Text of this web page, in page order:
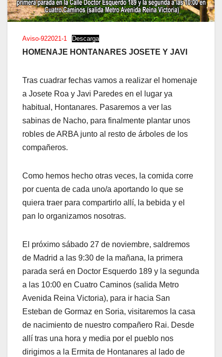
Aviso-922021-1 Descarga
HOMENAJE HONTANARES JOSETE Y JAVI
Tras cuadrar fechas vamos a realizar el homenaje
a Josete Roa y Javi Paredes en el lugar ya
habitual, Hontanares. Pasaremos a ver las
sabinas de Nacho, para finalmente plantar unos
robles de ARBA junto al resto de árboles de los
compañeros.
Como hemos hecho otras veces, la comida corre
por cuenta de cada uno/a aportando lo que se
quiera traer para compartirlo allí, la bebida y el
pan lo organizamos nosotras.
El próximo sábado 27 de noviembre, saldremos
de Madrid a las 9:30 de la mañana, la primera
parada será en Doctor Esquerdo 189 y la segunda
a las 10:00 en Cuatro Caminos (salida Metro
Avenida Reina Victoria), para ir hacia San
Esteban de Gormaz en Soria, visitaremos la casa
de nacimiento de nuestro compañero Rai. Desde
allí tras una hora y media por el pueblo nos
dirigimos a la Ermita de Hontanares al lado de